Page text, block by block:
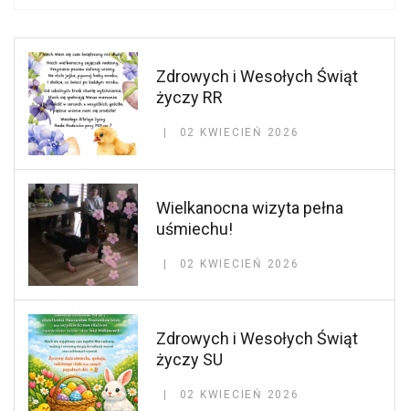
Zdrowych i Wesołych Świąt
życzy RR
02 KWIECIEŃ 2026
Wielkanocna wizyta pełna
uśmiechu!
02 KWIECIEŃ 2026
Zdrowych i Wesołych Świąt
życzy SU
02 KWIECIEŃ 2026